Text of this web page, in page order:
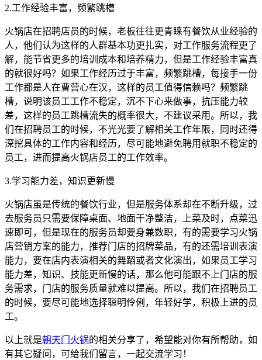
2.工作经验丰富，频繁跳槽
火锅店在招聘店员的时候，老板往往更青睐有餐饮从业经验的
人，他们认为这样的人群基本功更扎实，对工作服务流程更了
解，能节省更多的培训成本和培养精力，但是工作经验丰富真
的就很好吗？如果工作经历过于丰富，频繁跳槽，每接手一份
工作都是人在曹营心在汉，这样的员工值得信赖吗？频繁跳
槽，说明该员工工作不稳定，沉不下心来做事，抗压能力较
差，这样的员工跳槽流失的概率很大，不建议采用。所以，我
们在招聘员工的时候，不光光要了解相关工作年限，同时还得
深挖具体的工作内容和经历，尽可能地避免聘用就职不稳定的
员工，进而提高火锅店员工的工作效率。
3.学习能力差，知识更新慢
火锅店虽是传统的餐饮行业，但是服务体系却在不断升级，过
去服务员只需要保障桌面、地面干净整洁，上菜及时，点菜迅
速即可，但是现在的服务员却要身兼数职，有的需要学习火锅
店营销方案的能力，推荐门店的招牌菜品，有的还需培训表演
能力，要在店内表演相关的舞蹈或者文化演出，如果员工学习
能力差，知识、技能更新慢的话，那么他可能跟不上门店的服
务需求，门店的服务质量就难以提高。所以，我们在招聘员工
的时候，要尽可能地选择聪明伶俐，年轻好学，积极上进的员
工。
以上就是朝天门火锅的相关分享了，希望能对你有所帮助，如
有其它疑问，可给我们留言，一起交流学习！